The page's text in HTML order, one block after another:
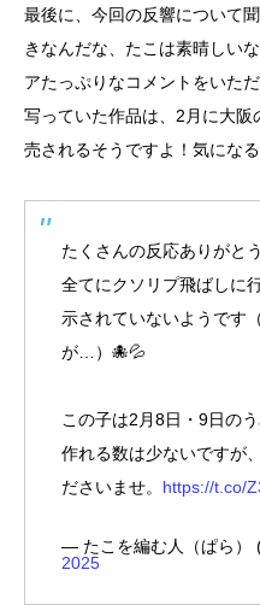
最後に、今回の反響について
きなんだな、たこは素晴しい
アたっぷりなコメントをいた
写っていた作品は、2月に大阪
売されるそうですよ！気にな
たくさんの反応ありがと
全てにクソリプ飛ばしに
示されていないようです
が…）🐙💦
この子は2月8日・9日の
作れる数は少ないですが
ださいませ。 https://t.co/
— たこを編む人（ぱら）
2025